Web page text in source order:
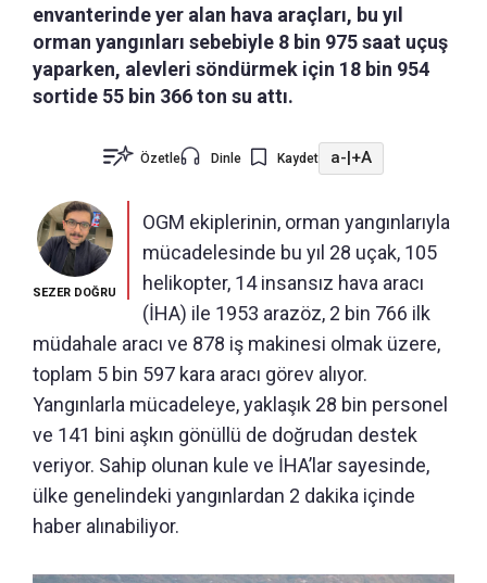
envanterinde yer alan hava araçları, bu yıl
orman yangınları sebebiyle 8 bin 975 saat uçuş
yaparken, alevleri söndürmek için 18 bin 954
sortide 55 bin 366 ton su attı.
Özetle Dinle Kaydet a-|+A
SEZER DOĞRU
OGM ekiplerinin, orman yangınlarıyla
mücadelesinde bu yıl 28 uçak, 105
helikopter, 14 insansız hava aracı
(İHA) ile 1953 arazöz, 2 bin 766 ilk
müdahale aracı ve 878 iş makinesi olmak üzere,
toplam 5 bin 597 kara aracı görev alıyor.
Yangınlarla mücadeleye, yaklaşık 28 bin personel
ve 141 bini aşkın gönüllü de doğrudan destek
veriyor. Sahip olunan kule ve İHA’lar sayesinde,
ülke genelindeki yangınlardan 2 dakika içinde
haber alınabiliyor.